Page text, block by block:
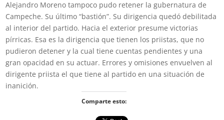
Alejandro Moreno tampoco pudo retener la gubernatura de
Campeche. Su último “bastión”. Su dirigencia quedó debilitada
al interior del partido. Hacia el exterior presume victorias
pírricas. Esa es la dirigencia que tienen los priistas, que no
pudieron detener y la cual tiene cuentas pendientes y una
gran opacidad en su actuar. Errores y omisiones envuelven al
dirigente priista el que tiene al partido en una situación de
inanición.
Comparte esto: